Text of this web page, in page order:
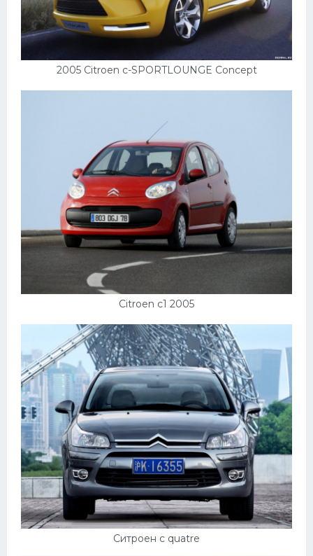
2005 Citroen c-SPORTLOUNGE Concept
Citroen c1 2005
Ситроен c quatre